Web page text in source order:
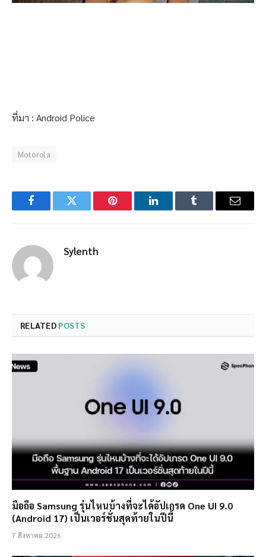
ที่มา : Android Police
Motorola
FacebookTwitter Pinterest LinkedInTumblr Email
Sylenth
RELATED POSTS
มือถือ Samsung รุ่นไหนบ้างที่จะได้อัปเกรด One UI 9.0
(Android 17) เป็นเวอร์ชั่นสุดท้ายในปีนี้
7 สิงหาคม 2026